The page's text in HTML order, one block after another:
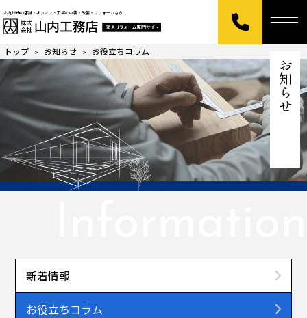
北九州市の店舗・オフィス・工場の内装・改装・リフォームなら
お知らせ
トップ > お知らせ > お役立ちコラム
新着情報
お役立ちコラム